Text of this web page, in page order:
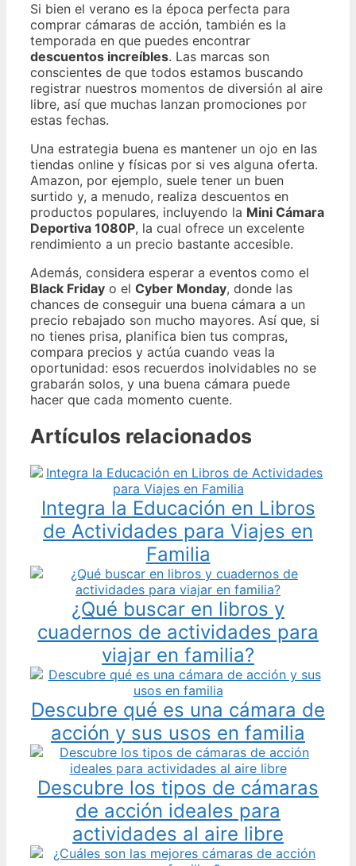
Si bien el verano es la época perfecta para
comprar cámaras de acción, también es la
temporada en que puedes encontrar
descuentos increíbles. Las marcas son
conscientes de que todos estamos buscando
registrar nuestros momentos de diversión al aire
libre, así que muchas lanzan promociones por
estas fechas.
Una estrategia buena es mantener un ojo en las
tiendas online y físicas por si ves alguna oferta.
Amazon, por ejemplo, suele tener un buen
surtido y, a menudo, realiza descuentos en
productos populares, incluyendo la Mini Cámara
Deportiva 1080P, la cual ofrece un excelente
rendimiento a un precio bastante accesible.
Además, considera esperar a eventos como el
Black Friday o el Cyber Monday, donde las
chances de conseguir una buena cámara a un
precio rebajado son mucho mayores. Así que, si
no tienes prisa, planifica bien tus compras,
compara precios y actúa cuando veas la
oportunidad: esos recuerdos inolvidables no se
grabarán solos, y una buena cámara puede
hacer que cada momento cuente.
Artículos relacionados
Integra la Educación en Libros
de Actividades para Viajes en
Familia
¿Qué buscar en libros y
cuadernos de actividades para
viajar en familia?
Descubre qué es una cámara de
acción y sus usos en familia
Descubre los tipos de cámaras
de acción ideales para
actividades al aire libre